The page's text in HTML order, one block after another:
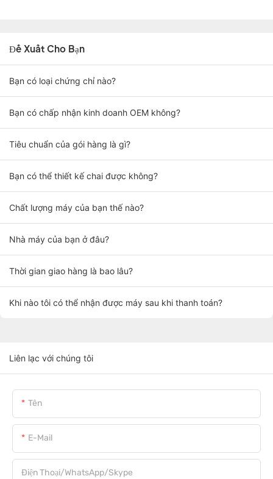
Đề Xuất Cho Bạn
Bạn có loại chứng chỉ nào?
Bạn có chấp nhận kinh doanh OEM không?
Tiêu chuẩn của gói hàng là gì?
Bạn có thể thiết kế chai được không?
Chất lượng máy của bạn thế nào?
Nhà máy của bạn ở đâu?
Thời gian giao hàng là bao lâu?
Khi nào tôi có thể nhận được máy sau khi thanh toán?
Liên lạc với chúng tôi
Tên
E-Mail
Điện Thoại/WhatsApp/Skype